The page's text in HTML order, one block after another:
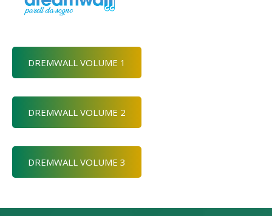
DREMWALL VOLUME 1
DREMWALL VOLUME 2
DREMWALL VOLUME 3